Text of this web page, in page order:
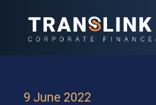
9 June 2022